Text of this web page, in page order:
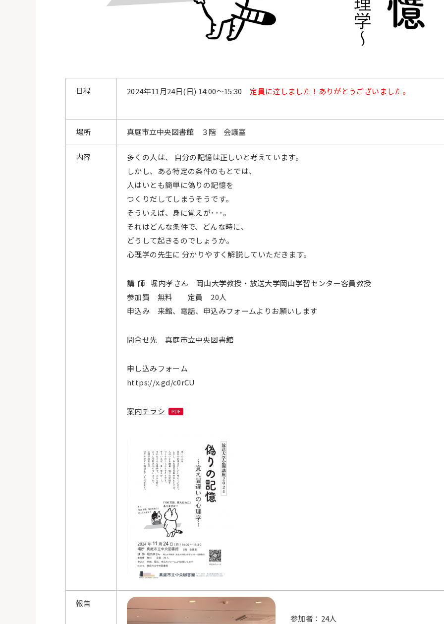
日程 2024年11 月24日(日) 14:00〜15:30 定員に達しました！ありがとうございました。
場所 真庭市立中央図書館 ３階 会議室
内容
多くの人は、 自分の記憶は正しいと考えています。
しかし、ある特定の条件のもとでは、
人はいとも簡単に偽りの記憶を
つくりだしてしまうそうです。
そういえば、身に覚えが･･･。
それはどんな条件で、どんな時に、
どうして起きるのでしょうか。
心理学の先生に 分かりやすく解説していただきます。
講 師 堀内孝さん 岡山大学教授・放送大学岡山学習センター客員教授
参加費 無料 定員 20人
申込み 来館、電話、申込みフォームよりお願いします
問合せ先 真庭市立中央図書館
申し込みフォーム
https://x.gd/c0rCU
案内チラシ
報告
参加者：24人